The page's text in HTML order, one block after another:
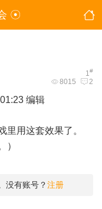
☉
1#
8015 2
编辑
里用这套效果了。
）
没有账号？注册